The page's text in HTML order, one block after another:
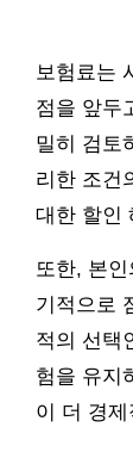
보험료는
점을 앞두
밀히 검토
리한 조건
대한 할인
또한, 본
기적으로
적의 선택
험을 유지
이 더 경